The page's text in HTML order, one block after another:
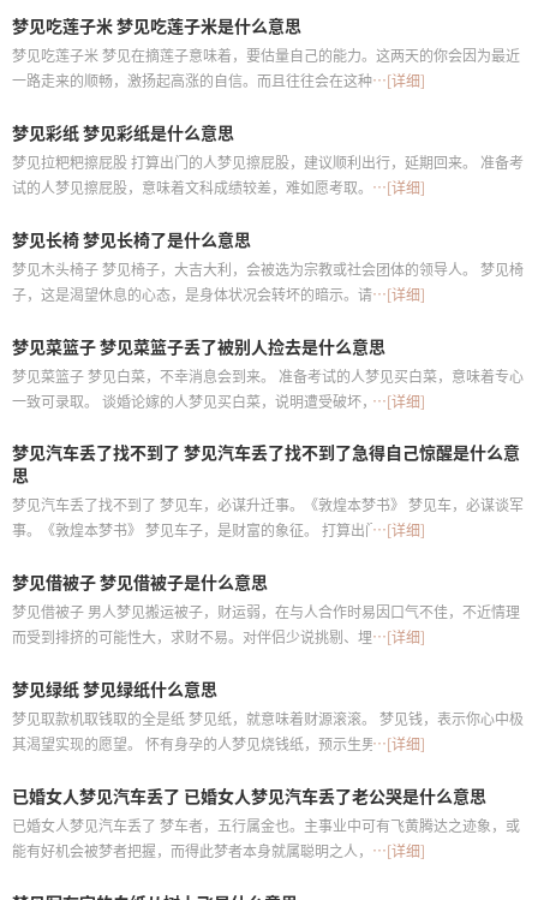
梦见吃莲子米 梦见吃莲子米是什么意思
梦见吃莲子米 梦见在摘莲子意味着，要估量自己的能力。这两天的你会因为最近
一路走来的顺畅，激扬起高涨的自信。而且往往会在这种情绪下，接下对你来说
…[详细]
梦见彩纸 梦见彩纸是什么意思
梦见拉粑粑擦屁股 打算出门的人梦见擦屁股，建议顺利出行，延期回来。 准备考
试的人梦见擦屁股，意味着文科成绩较差，难如愿考取。 创业的人梦见擦屁股，
…[详细]
梦见长椅 梦见长椅了是什么意思
梦见木头椅子 梦见椅子，大吉大利，会被选为宗教或社会团体的领导人。 梦见椅
子，这是渴望休息的心态，是身体状况会转坏的暗示。请特别要小心感冒
…[详细]
梦见菜篮子 梦见菜篮子丢了被别人捡去是什么意思
梦见菜篮子 梦见白菜，不幸消息会到来。 准备考试的人梦见买白菜，意味着专心
一致可录取。 谈婚论嫁的人梦见买白菜，说明遭受破坏，婚姻难成。 创业的人梦
…[详细]
梦见汽车丢了找不到了 梦见汽车丢了找不到了急得自己惊醒是什么意
思
梦见汽车丢了找不到了 梦见车，必谋升迁事。《敦煌本梦书》 梦见车，必谋谈军
事。《敦煌本梦书》 梦见车子，是财富的象征。 打算出门的人梦见车子丢了，建
否则难录取
…[详细]
梦见借被子 梦见借被子是什么意思
梦见借被子 男人梦见搬运被子，财运弱，在与人合作时易因口气不佳，不近情理
而受到排挤的可能性大，求财不易。对伴侣少说挑剔、埋怨的话，才可避免发生
…[详细]
梦见绿纸 梦见绿纸什么意思
梦见取款机取钱取的全是纸 梦见纸，就意味着财源滚滚。 梦见钱，表示你心中极
其渴望实现的愿望。 怀有身孕的人梦见烧钱纸，预示生男，冬占生女，慎防动胎
…[详细]
已婚女人梦见汽车丢了 已婚女人梦见汽车丢了老公哭是什么意思
已婚女人梦见汽车丢了 梦车者，五行属金也。主事业中可有飞黄腾达之迹象，或
能有好机会被梦者把握，而得此梦者本身就属聪明之人，得此梦有流动之意，乃
…[详细]